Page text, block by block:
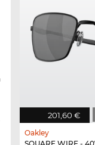
201,60 €
Oakley